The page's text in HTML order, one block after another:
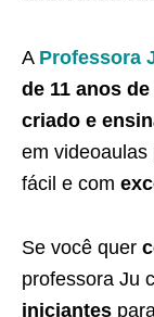
A Professora
de 11 anos
criado e
em videoaulas
fácil e com
Se você quer
professora Ju
iniciantes